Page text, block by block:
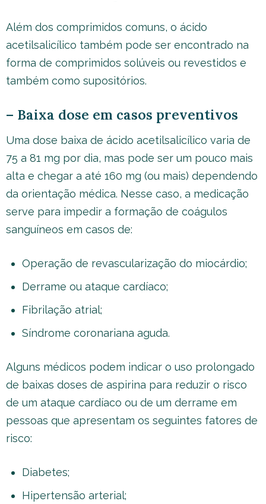
Além dos comprimidos comuns, o ácido
acetilsalicílico também pode ser encontrado na
forma de comprimidos solúveis ou revestidos e
também como supositórios.
– Baixa dose em casos preventivos
Uma dose baixa de ácido acetilsalicílico varia de
75 a 81 mg por dia, mas pode ser um pouco mais
alta e chegar a até 160 mg (ou mais) dependendo
da orientação médica. Nesse caso, a medicação
serve para impedir a formação de coágulos
sanguíneos em casos de:
Operação de revascularização do miocárdio;
Derrame ou ataque cardíaco;
Fibrilação atrial;
Síndrome coronariana aguda.
Alguns médicos podem indicar o uso prolongado
de baixas doses de aspirina para reduzir o risco
de um ataque cardíaco ou de um derrame em
pessoas que apresentam os seguintes fatores de
risco:
Diabetes;
Hipertensão arterial;